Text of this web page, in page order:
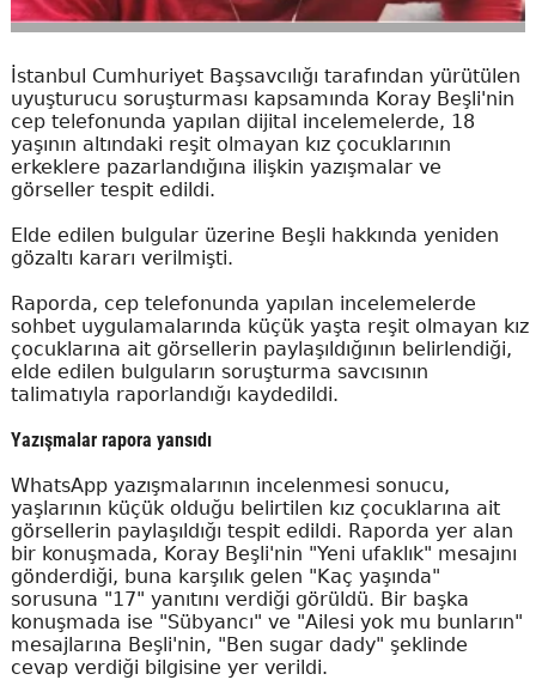
İstanbul Cumhuriyet Başsavcılığı tarafından yürütülen
uyuşturucu soruşturması kapsamında Koray Beşli'nin
cep telefonunda yapılan dijital incelemelerde, 18
yaşının altındaki reşit olmayan kız çocuklarının
erkeklere pazarlandığına ilişkin yazışmalar ve
görseller tespit edildi.
Elde edilen bulgular üzerine Beşli hakkında yeniden
gözaltı kararı verilmişti.
Raporda, cep telefonunda yapılan incelemelerde
sohbet uygulamalarında küçük yaşta reşit olmayan kız
çocuklarına ait görsellerin paylaşıldığının belirlendiği,
elde edilen bulguların soruşturma savcısının
talimatıyla raporlandığı kaydedildi.
Yazışmalar rapora yansıdı
WhatsApp yazışmalarının incelenmesi sonucu,
yaşlarının küçük olduğu belirtilen kız çocuklarına ait
görsellerin paylaşıldığı tespit edildi. Raporda yer alan
bir konuşmada, Koray Beşli'nin "Yeni ufaklık" mesajını
gönderdiği, buna karşılık gelen "Kaç yaşında"
sorusuna "17" yanıtını verdiği görüldü. Bir başka
konuşmada ise "Sübyancı" ve "Ailesi yok mu bunların"
mesajlarına Beşli'nin, "Ben sugar dady" şeklinde
cevap verdiği bilgisine yer verildi.